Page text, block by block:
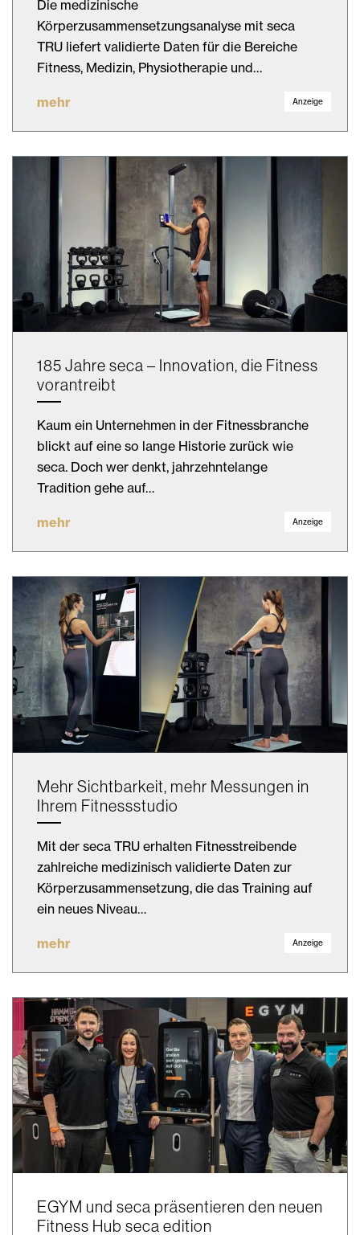
Die medizinische
Körperzusammensetzungsanalyse mit seca
TRU liefert validierte Daten für die Bereiche
Fitness, Medizin, Physiotherapie und…
mehr Anzeige
185 Jahre seca – Innovation, die Fitness
vorantreibt
Kaum ein Unternehmen in der Fitnessbranche
blickt auf eine so lange Historie zurück wie
seca. Doch wer denkt, jahrzehntelange
Tradition gehe auf…
mehr Anzeige
Mehr Sichtbarkeit, mehr Messungen in
Ihrem Fitnessstudio
Mit der seca TRU erhalten Fitnesstreibende
zahlreiche medizinisch validierte Daten zur
Körperzusammensetzung, die das Training auf
ein neues Niveau…
mehr Anzeige
EGYM und seca präsentieren den neuen
Fitness Hub seca edition